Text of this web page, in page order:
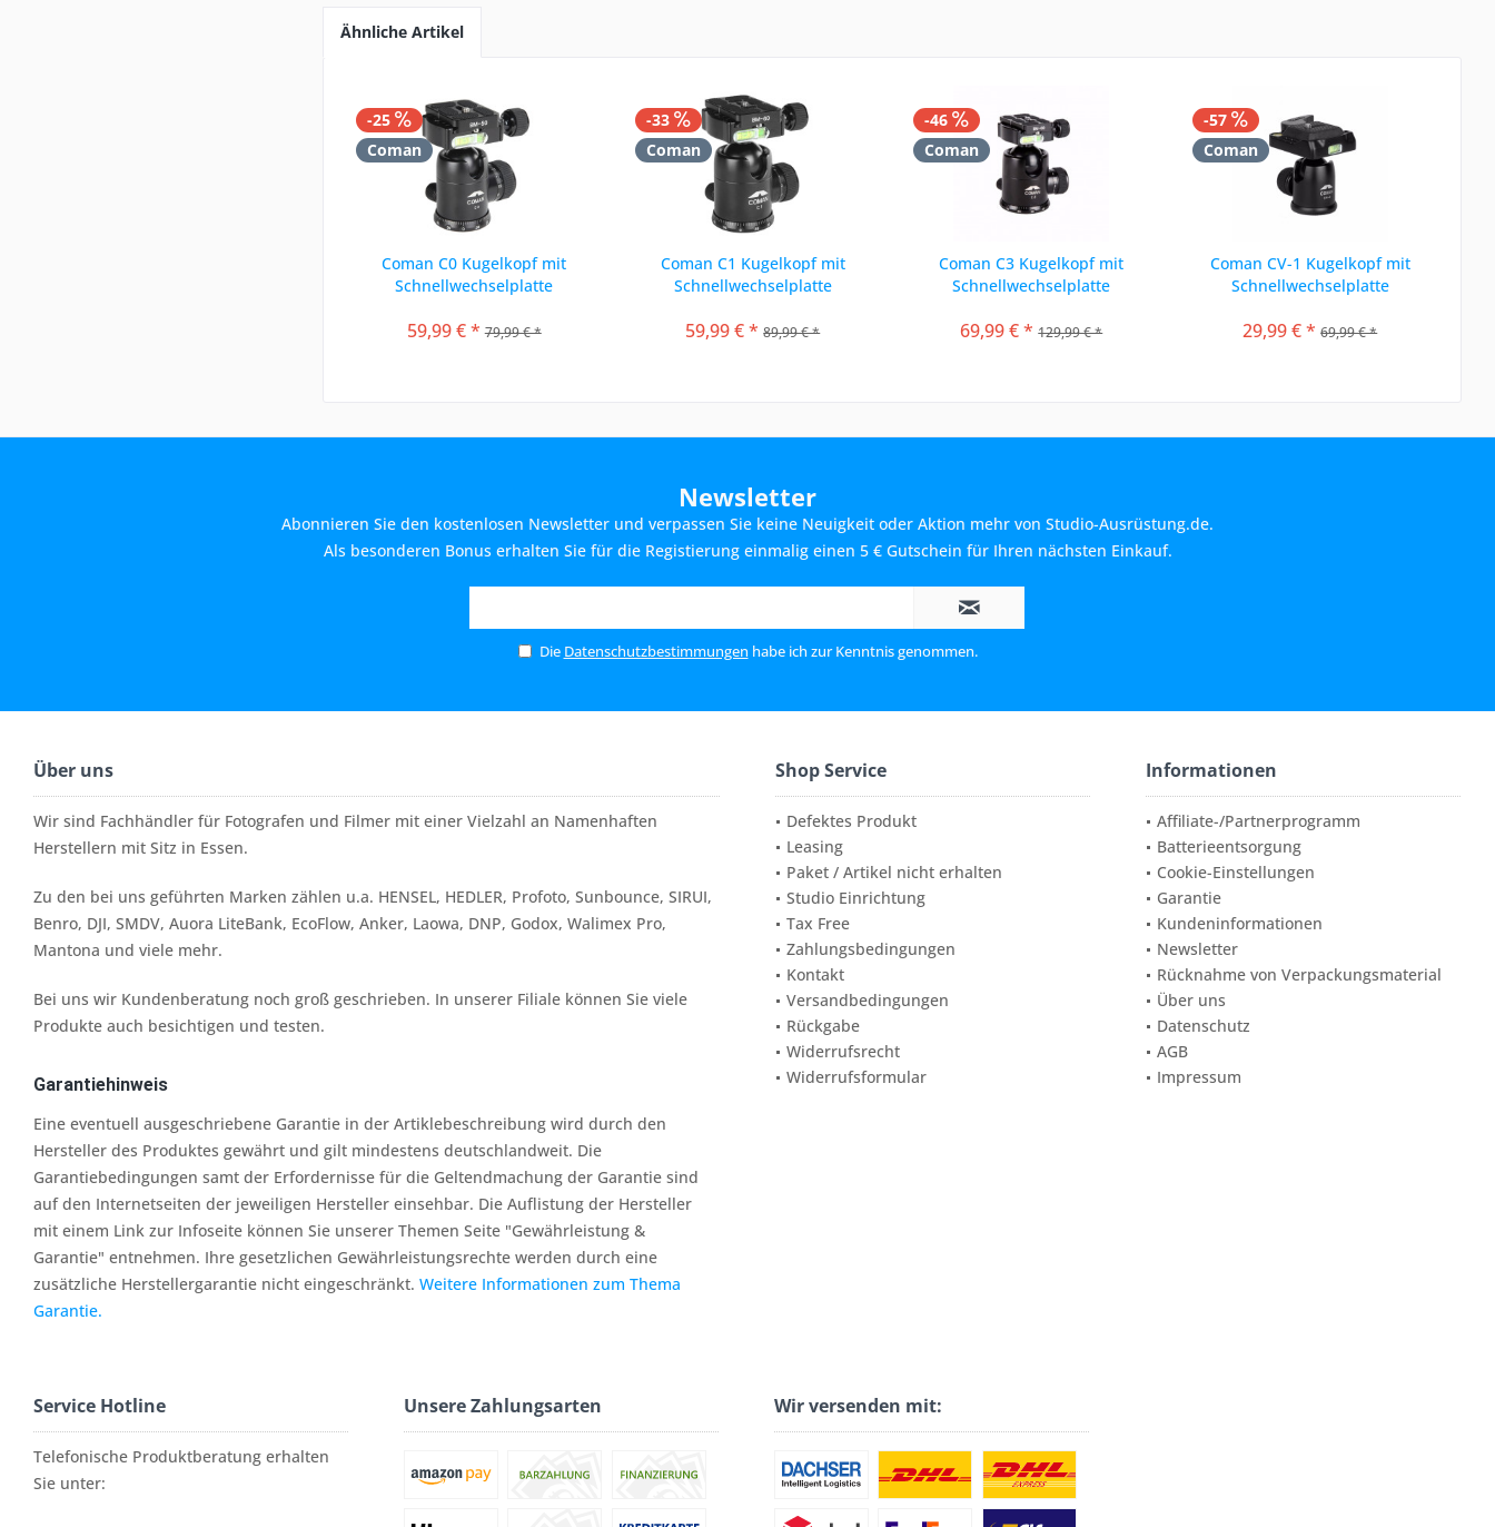
Ähnliche Artikel
-25
Coman
Coman C0 Kugelkopf mit
Schnellwechselplatte
59,99 € * 79,99 € *
-33
Coman
Coman C1 Kugelkopf mit
Schnellwechselplatte
59,99 € * 89,99 € *
-46
Coman
Coman C3 Kugelkopf mit
Schnellwechselplatte
69,99 € * 129,99 € *
-57
Coman
Coman CV-1 Kugelkopf mit
Schnellwechselplatte
29,99 € * 69,99 € *
Newsletter
Abonnieren Sie den kostenlosen Newsletter und verpassen Sie keine Neuigkeit oder Aktion mehr von Studio-Ausrüstung.de.
Als besonderen Bonus erhalten Sie für die Registierung einmalig einen 5 € Gutschein für Ihren nächsten Einkauf.
Die Datenschutzbestimmungen habe ich zur Kenntnis genommen.
Über uns
Wir sind Fachhändler für Fotografen und Filmer mit einer Vielzahl an Namenhaften
Herstellern mit Sitz in Essen.
Zu den bei uns geführten Marken zählen u.a. HENSEL, HEDLER, Profoto, Sunbounce, SIRUI,
Benro, DJI, SMDV, Auora LiteBank, EcoFlow, Anker, Laowa, DNP, Godox, Walimex Pro,
Mantona und viele mehr.
Bei uns wir Kundenberatung noch groß geschrieben. In unserer Filiale können Sie viele
Produkte auch besichtigen und testen.
Garantiehinweis
Eine eventuell ausgeschriebene Garantie in der Artiklebeschreibung wird durch den
Hersteller des Produktes gewährt und gilt mindestens deutschlandweit. Die
Garantiebedingungen samt der Erfordernisse für die Geltendmachung der Garantie sind
auf den Internetseiten der jeweiligen Hersteller einsehbar. Die Auflistung der Hersteller
mit einem Link zur Infoseite können Sie unserer Themen Seite "Gewährleistung &
Garantie" entnehmen. Ihre gesetzlichen Gewährleistungsrechte werden durch eine
zusätzliche Herstellergarantie nicht eingeschränkt. Weitere Informationen zum Thema
Garantie.
Shop Service
Defektes Produkt
Leasing
Paket / Artikel nicht erhalten
Studio Einrichtung
Tax Free
Zahlungsbedingungen
Kontakt
Versandbedingungen
Rückgabe
Widerrufsrecht
Widerrufsformular
Informationen
Affiliate-/Partnerprogramm
Batterieentsorgung
Cookie-Einstellungen
Garantie
Kundeninformationen
Newsletter
Rücknahme von Verpackungsmaterial
Über uns
Datenschutz
AGB
Impressum
Service Hotline
Telefonische Produktberatung erhalten
Sie unter:
Unsere Zahlungsarten Wir versenden mit: